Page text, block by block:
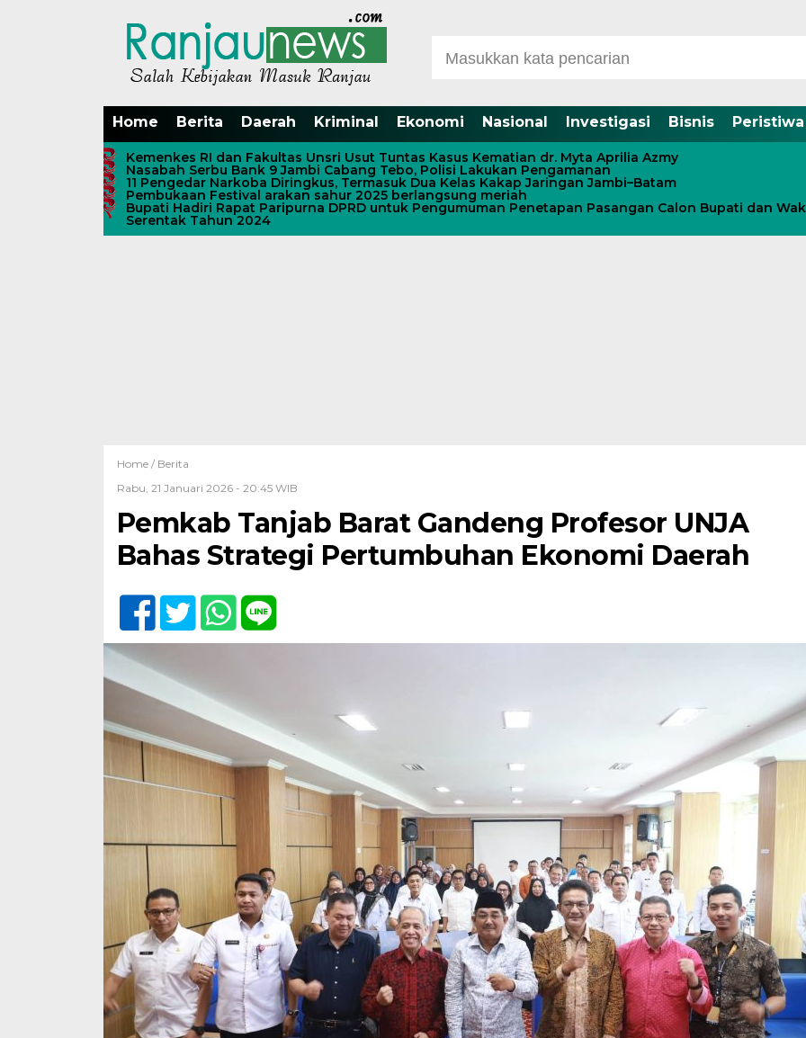
Home Berita Daerah Kriminal Ekonomi Nasional Investigasi Bisnis Peristiwa
Kemenkes RI dan Fakultas Unsri Usut Tuntas Kasus Kematian dr. Myta Aprilia Azmy
Nasabah Serbu Bank 9 Jambi Cabang Tebo, Polisi Lakukan Pengamanan
11 Pengedar Narkoba Diringkus, Termasuk Dua Kelas Kakap Jaringan Jambi–Batam
Pembukaan Festival arakan sahur 2025 berlangsung meriah
Bupati Hadiri Rapat Paripurna DPRD untuk Pengumuman Penetapan Pasangan Calon Bupati dan
Serentak Tahun 2024
Home / Berita
Rabu, 21 Januari 2026 - 20:45 WIB
Pemkab Tanjab Barat Gandeng Profesor UNJA
Bahas Strategi Pertumbuhan Ekonomi Daerah